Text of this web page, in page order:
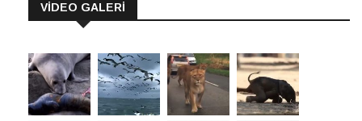
VİDEO GALERİ